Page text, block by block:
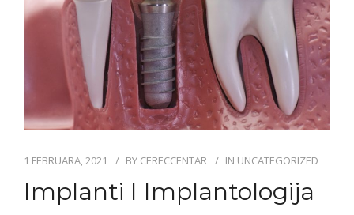
1 FEBRUARA, 2021 BY CERECCENTAR IN UNCATEGORIZED
Implanti I Implantologija